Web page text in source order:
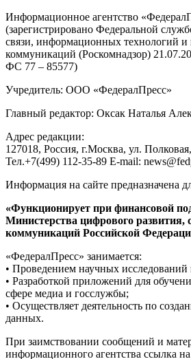
Информационное агентство
(зарегистрировано Федеральной
связи, информационных технологий и
коммуникаций (Роскомнадзор)
ФС 77 – 85577)
Учредитель: ООО «ФедералПресс»
Главный редактор: Оксак Наталья
Адрес редакции:
127018, Россия, г.Москва, ул.
Тел.+7(499) 112-35-89 E-mail:
Информация на сайте предназначена
«Функционирует при финансовой
Министерства цифрового развития,
коммуникаций Российской
«ФедералПресс» занимается:
• Проведением научных исследований
• Разработкой приложений для
сфере медиа и госслужбы;
• Осуществляет деятельность по
данных.
При заимствовании сообщений и
информационного агентства ссылка